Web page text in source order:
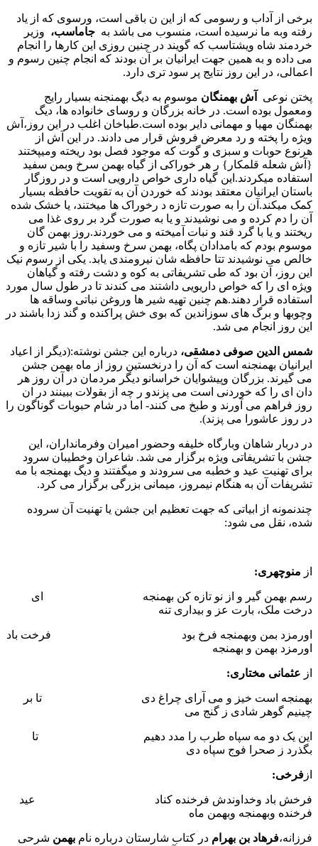
برخی از آداب و رسومی که از این ن باقی است، ورسوی که از یاد
رفته وبه ما نرسیده است، منسوب می باشد به جاماسب، وزیر
خردمند شاه ویشتاسب که گویند در چنین روزی این کارها را انجام
می داده و به همین جهت ایرانیان بر آن بودند که انجام چنین رسوم و
اعمالی، در این روز نتایج پر سود تری دارد.
پختن نوعی آش بهمنگان موسوم به دیگ بهمنجنه بسیار رایج
ومعمول بوده است. در خانه بزرگان و روسای خانواده ها، دیگ
بهمنگان مهیا و مهمانی دایر بوده است.طباخان اغلب در این روز،آش
ویژه را پخته و رد معرض فروش قرار می دادند. در این آش از
هرنوع حوبات و سبزی و گوت که موجود فصل بود ریخته ومیپختند
{آش شعله قلمکار} ر هر خوراکی از گیاه بهمن سرخ وبمن سفید
استفاده میکردند.این گیاه داری خواص دارویی است و در روزگار
باستان ایرانیان معتقد بودند که خوردن آن به تقویت حافظه بسیار
کمک میکند.آن را به صورت تازه د رخوراک ها میختند، یا خشک شده
آن را دم کرده و می نوشیدند و یا به صورت گرد بر روی غذا می
ریختند و یا با گرد قند و نبات آمیخته و می خوردند.روز بهمن گان
موسوم بودم که بامدادان پگاه، بهمن سرخ وسفید را با شیر تازه و
خالص می نوشیدند تتا حافظه شان نیرومندی یابد. یکی از رسوم نیک
این روز، آن بود که طی تشریفاتی به کوه و دشت رفته و گیاهان
ویژه ای را که خواص داریویی داشتند می کندند تا در طول سال مورد
استفاده قرار دهند.هم چنین تهیه شیر ها وروغن نباتی وساقه ها
وچوبها و برگ های سوزاندین که بوی خش پراکنده و گند زدا باشند در
این روز انجام می شد.
شمس الدین صوفی دمشقی، درباره این جشن نوشته:(دیگر از اعیاد
ایرانیان بهمنجنه است که آن را درنخستین روز از ماه بهمن جشن
می گیرند. بزرگان وپیشوایان خراسانو دیگر مردمان در آن روز هر
دان ای را که خوردنی است می پزندو ر چه از بقولات ببینند در ان
روز فراهم می آورند و طبخ می کنند- اما در شام حبوبات گوناگون را
در روز عاشورا می پزند).
در دربار شاهان وبارگاه خلیفه وحضور امیران وفرمانداران، این
جشن با تشریفاتی ویژه برگزار می شد. شاعران وخطیبان سرود
برای تهنیت عید و خطبه می سرودند و میگفتند و دیگ بهمنجه با مه
تشریفات آن به هنگام نیمروز، میمانی بزرگی برگزار می کرد.
چندنمونه از ابیاتی که جهت تعظیم این جشن یا تهنیت آن سروده
شده، نقل می شود:
از منوچهری:
رسم بهمن گیر و از نو تازه کن بهمنجه ای
درخت ملک، بارت عز و بیداری تنه
اورمزد بمن وبهمنجه فرخ بود فرخت باد
اورمزد بهمن و بهمنجه
از عثمانی مختاری:
بهمنجه است خیز و می آرای چراغ دی تا بر
چینیم گوهر شادی ز گنج می
این یک دو مه سپاه طرب را مدد دهیم تا
بگذرد ز صحرا فوج سپاه دی
از فرخی:
فرخش باد وخداوندش فرخنده کناد عید
فرخنده وبهمنجه وبهمن ماه
فرزانه،فرهاد بن بهرام در کتاب شارستان درباره نام بهمن شرحی